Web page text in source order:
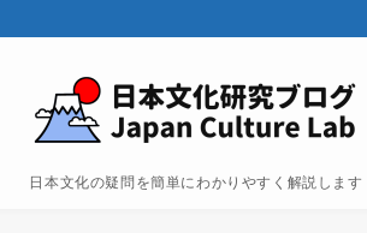
日本文化の疑問を簡単にわかりやすく解説します